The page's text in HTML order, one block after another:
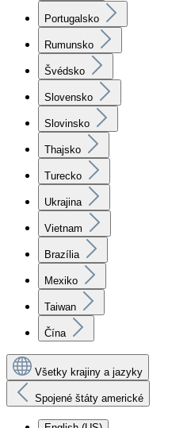
Portugalsko
Rumunsko
Švédsko
Slovensko
Slovinsko
Thajsko
Turecko
Ukrajina
Vietnam
Brazília
Mexiko
Taiwan
Čína
Všetky krajiny a jazyky
Spojené štáty americké